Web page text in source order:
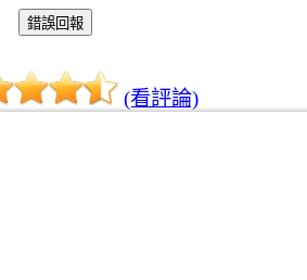
(看評論)